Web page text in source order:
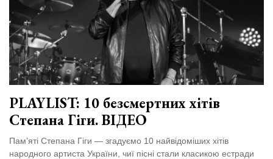
залишив у
Луцьку
три...
27 Липня 2026
727 переглядів
Всі розділи
Персона
Лайф
Афіша
ZONE 18+
PLAYLIST: 10 безсмертних хітів
Степана Гіги. ВІДЕО
Пам’яті Степана Гіги — згадуємо 10 найвідоміших хітів
народного артиста України, чиї пісні стали класикою естради